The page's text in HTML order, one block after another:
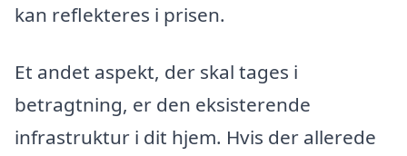
kan reflekteres i prisen.
Et andet aspekt, der skal tages i
betragtning, er den eksisterende
infrastruktur i dit hjem. Hvis der allerede